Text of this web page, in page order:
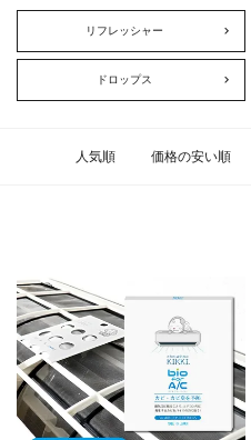
リフレッシャー
ドロップス
人気順 価格の安い順